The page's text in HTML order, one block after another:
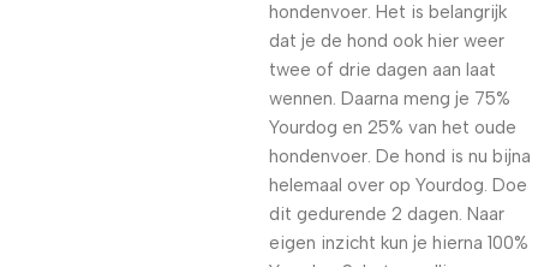
hondenvoer. Het is belangrijk
dat je de hond ook hier weer
twee of drie dagen aan laat
wennen. Daarna meng je 75%
Yourdog en 25% van het oude
hondenvoer. De hond is nu bijna
helemaal over op Yourdog. Doe
dit gedurende 2 dagen. Naar
eigen inzicht kun je hierna 100%